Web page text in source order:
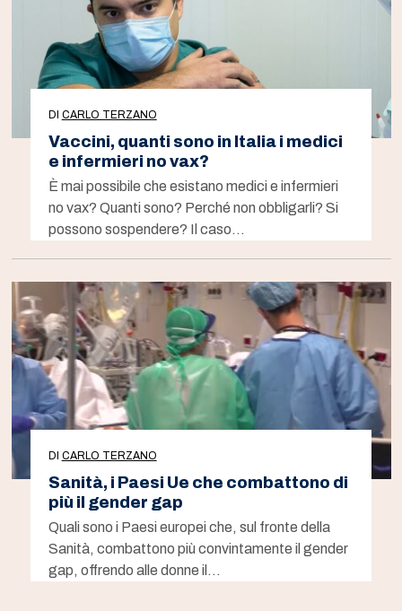
DI CARLO TERZANO
Vaccini, quanti sono in Italia i medici
e infermieri no vax?
È mai possibile che esistano medici e infermieri
no vax? Quanti sono? Perché non obbligarli? Si
possono sospendere? Il caso…
DI CARLO TERZANO
Sanità, i Paesi Ue che combattono di
più il gender gap
Quali sono i Paesi europei che, sul fronte della
Sanità, combattono più convintamente il gender
gap, offrendo alle donne il…